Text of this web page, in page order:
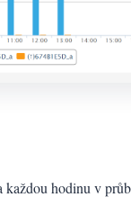
každou hodinu v